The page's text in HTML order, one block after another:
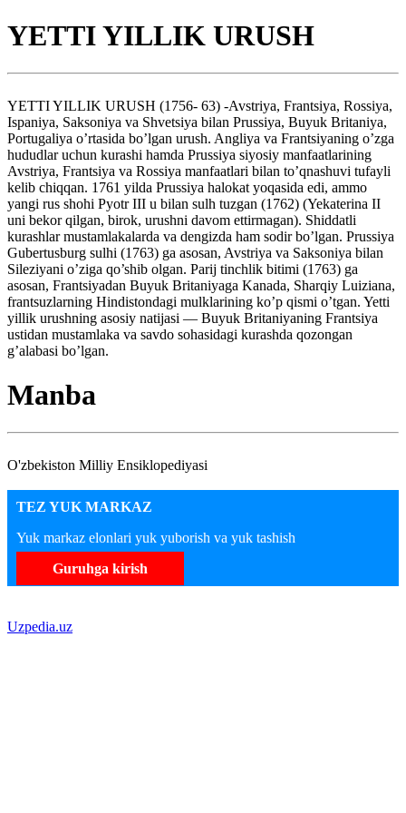
YETTI YILLIK URUSH
YETTI YILLIK URUSH (1756- 63) -Avstriya, Frantsiya, Rossiya,
Ispaniya, Saksoniya va Shvetsiya bilan Prussiya, Buyuk Britaniya,
Portugaliya o’rtasida bo’lgan urush. Angliya va Frantsiyaning o’zga
hududlar uchun kurashi hamda Prussiya siyosiy manfaatlarining
Avstriya, Frantsiya va Rossiya manfaatlari bilan to’qnashuvi tufayli
kelib chiqqan. 1761 yilda Prussiya halokat yoqasida edi, ammo
yangi rus shohi Pyotr III u bilan sulh tuzgan (1762) (Yekaterina II
uni bekor qilgan, birok, urushni davom ettirmagan). Shiddatli
kurashlar mustamlakalarda va dengizda ham sodir bo’lgan. Prussiya
Gubertusburg sulhi (1763) ga asosan, Avstriya va Saksoniya bilan
Sileziyani o’ziga qo’shib olgan. Parij tinchlik bitimi (1763) ga
asosan, Frantsiyadan Buyuk Britaniyaga Kanada, Sharqiy Luiziana,
frantsuzlarning Hindistondagi mulklarining ko’p qismi o’tgan. Yetti
yillik urushning asosiy natijasi — Buyuk Britaniyaning Frantsiya
ustidan mustamlaka va savdo sohasidagi kurashda qozongan
g’alabasi bo’lgan.
Manba
O'zbekiston Milliy Ensiklopediyasi
TEZ YUK MARKAZ
Yuk markaz elonlari yuk yuborish va yuk tashish
Guruhga kirish
Uzpedia.uz